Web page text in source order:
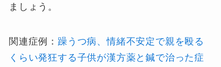
ましょう。
関連症例： 躁うつ病、情緒不安定で親を殴る
くらい発狂する子供が漢方薬と鍼で治った症